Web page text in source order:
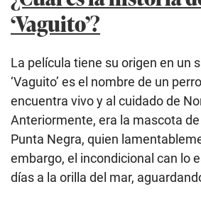
‘Vaguito’?
La película tiene su origen en un
‘Vaguito’ es el nombre de un
encuentra vivo y al cuidado de
Anteriormente, era la mascota
Punta Negra, quien
embargo, el incondicional can lo
días a la orilla del mar,